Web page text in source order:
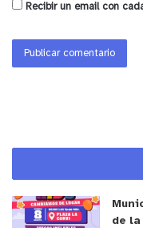
Recibir un email con
de la